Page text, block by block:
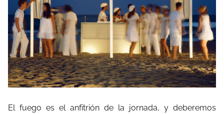
El fuego es el anfitrión de la jornada, y deberemos